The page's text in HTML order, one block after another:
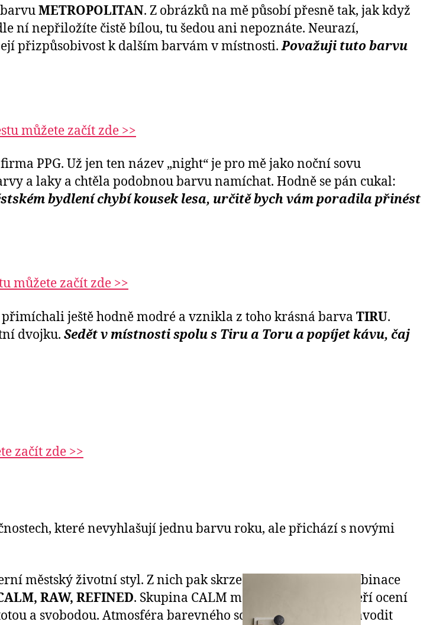
METROPOLITAN. Z obrázků na mě působí přesně tak, jak když
ní nepřiložíte čistě bílou, tu šedou ani nepoznáte. Neurazí,
přizpůsobivost k dalším barvám v místnosti.Považuji tuto barvu
můžete začít zde >>
PPG. Už jen ten název „night“ je pro mě jako noční sovu
a laky a chtěla podobnou barvu namíchat. Hodně se pán cukal:
bydlení chybí kousek lesa, určitě bych vám poradila přinést
můžete začít zde >>
ještě hodně modré a vznikla z toho krásná barva TIRU.
dvojku. Sedět v místnosti spolu s Tiru a Toru a popíjet kávu, čaj
začít zde >>
které nevyhlašují jednu barvu roku, ale přichází s novými
městský životní styl. Z nich pak skrze různé barevné kombinace
RAW, REFINED. Skupina CALM má zastupovat lidi, kteří ocení
a svobodou. Atmosféra barevného schématu RAW má navodit